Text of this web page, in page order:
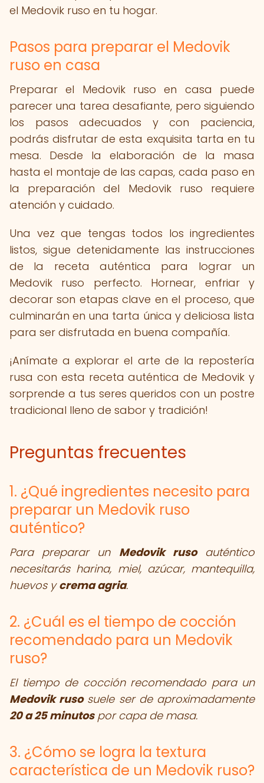
el Medovik ruso en tu hogar.
Pasos para preparar el Medovik
ruso en casa
Preparar el Medovik ruso en casa puede
parecer una tarea desafiante, pero siguiendo
los pasos adecuados y con paciencia,
podrás disfrutar de esta exquisita tarta en tu
mesa. Desde la elaboración de la masa
hasta el montaje de las capas, cada paso en
la preparación del Medovik ruso requiere
atención y cuidado.
Una vez que tengas todos los ingredientes
listos, sigue detenidamente las instrucciones
de la receta auténtica para lograr un
Medovik ruso perfecto. Hornear, enfriar y
decorar son etapas clave en el proceso, que
culminarán en una tarta única y deliciosa lista
para ser disfrutada en buena compañía.
¡Anímate a explorar el arte de la repostería
rusa con esta receta auténtica de Medovik y
sorprende a tus seres queridos con un postre
tradicional lleno de sabor y tradición!
Preguntas frecuentes
1. ¿Qué ingredientes necesito para
preparar un Medovik ruso
auténtico?
Para preparar un Medovik rusoauténtico
necesitarás harina, miel, azúcar, mantequilla,
huevos ycrema agria.
2. ¿Cuál es el tiempo de cocción
recomendado para un Medovik
ruso?
El tiempo de cocción recomendado para un
Medovik rusosuele ser de aproximadamente
20 a 25 minutospor capa de masa.
3. ¿Cómo se logra la textura
característica de un Medovik ruso?